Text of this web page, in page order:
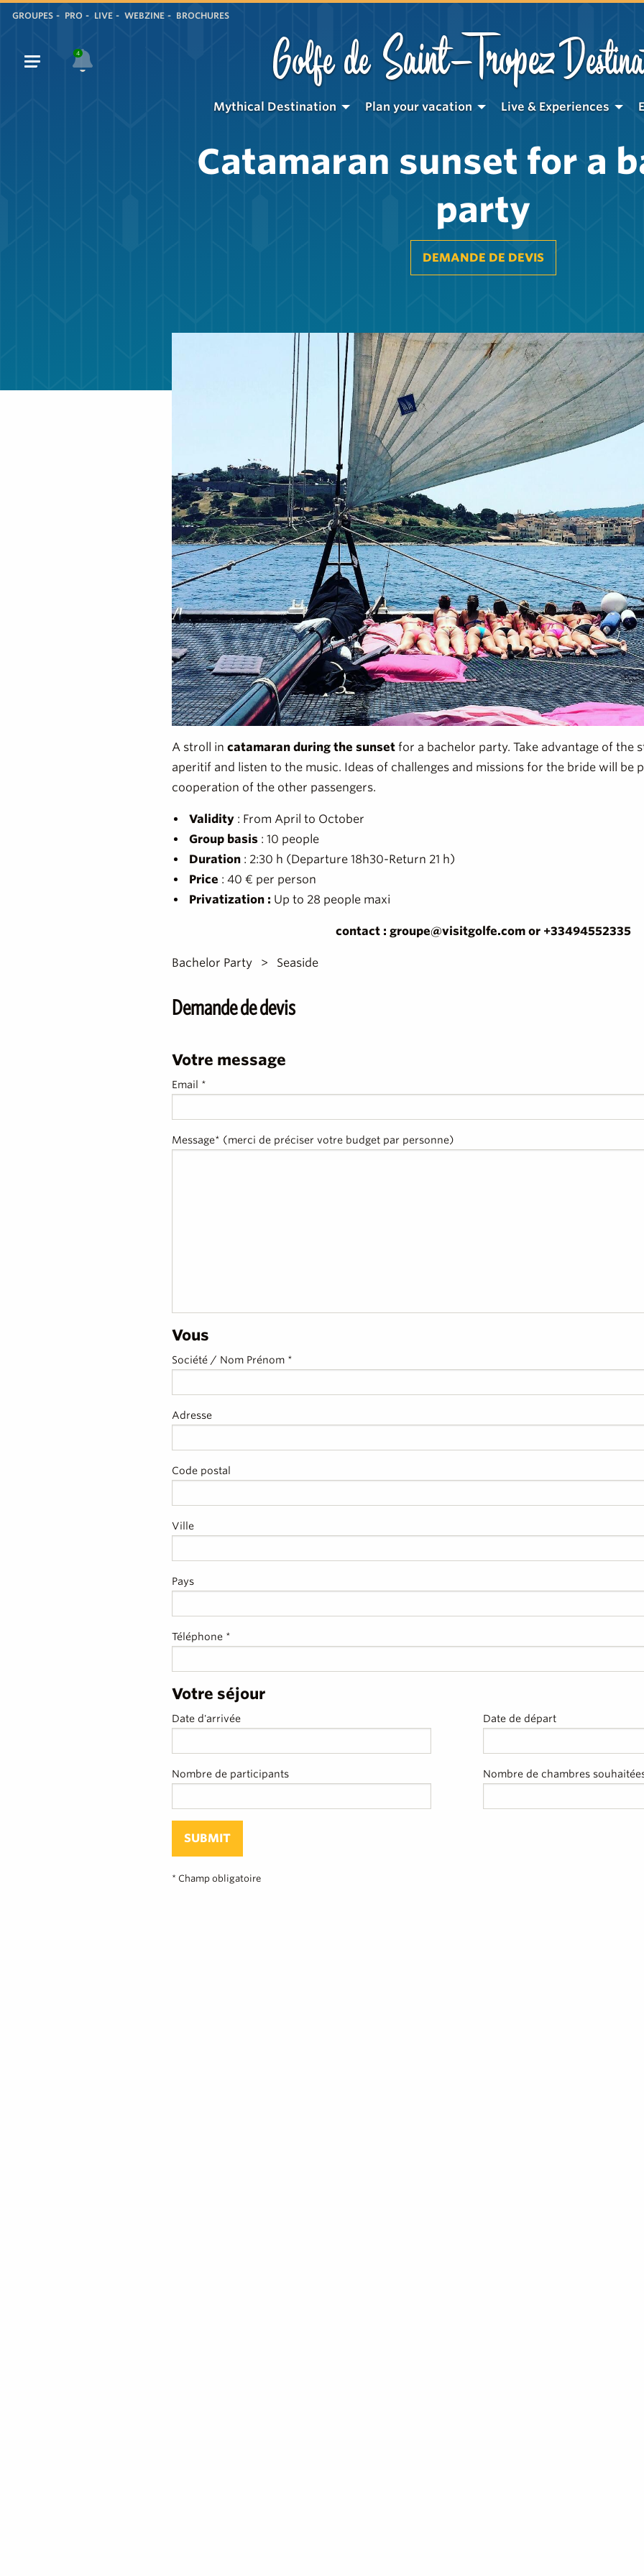
GROUPES PRO LIVE WEBZINE BROCHURES
4 Golfe de Saint-Tropez
Mythical Destination Plan your vacation Live & Experiences
Catamaran sunset for a
party
DEMANDE DE DEVIS
A stroll in catamaran during the sunset for a bachelor party. Take advantage of the
aperitif and listen to the music. Ideas of challenges and missions for the bride will be
cooperation of the other passengers.
Validity : From April to October
Group basis : 10 people
Duration : 2:30 h (Departure 18h30-Return 21 h)
Price : 40 € per person
Privatization : Up to 28 people maxi
contact : groupe@visitgolfe.com or +33494552335
Bachelor Party Seaside
Demande de devis
Votre message
Email *
Message* (merci de préciser votre budget par personne)
Vous
Société / Nom Prénom *
Adresse
Code postal
Ville
Pays
Téléphone *
Votre séjour
Date d'arrivée Date de départ
Nombre de participants Nombre de chambres
SUBMIT
* Champ obligatoire